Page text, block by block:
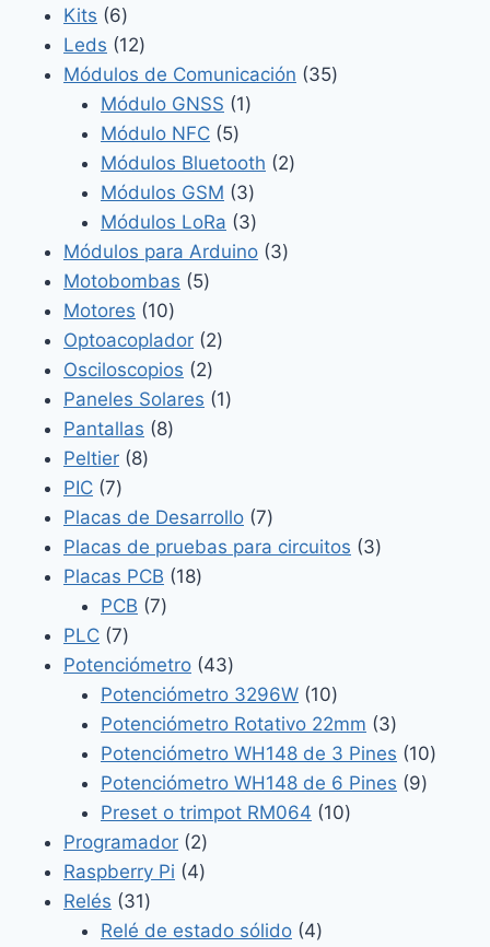
Kits 66
productos
Leds 1212
productos
Módulos de Comunicación 3535
Módulo GNSS 11
Módulo NFC 55
productos
Módulos Bluetooth 22
Módulos GSM 33
productos
Módulos LoRa 33
productos
Módulos para Arduino 33
Motobombas 55
Motores 1010
productos
Optoacoplador 22
Osciloscopios 22
productos
Paneles Solares 11
Pantallas 88
Peltier 88
PIC 77
productos
Placas de Desarrollo 77
productos
Placas de pruebas para circuitos 33
Placas PCB 1818
PCB 77
PLC 77
productos
Potenciómetro 4343
productos
Potenciómetro 3296W 1010
productos
Potenciómetro Rotativo 22mm 33
productos
Potenciómetro WH148 de 3 Pines 1010
Potenciómetro WH148 de 6 Pines 99
Preset o trimpot RM064 1010
Programador 22
productos
Raspberry Pi 44
Relés 3131
productos
Relé de estado sólido 44